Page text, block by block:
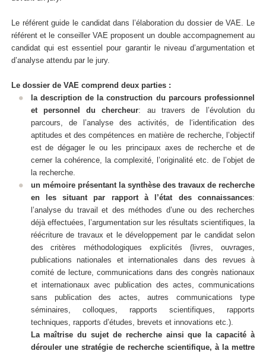
Le référent guide le candidat dans l’élaboration du dossier de VAE. Le
référent et le conseiller VAE proposent un double accompagnement au
candidat qui est essentiel pour garantir le niveau d’argumentation et
d’analyse attendu par le jury.
Le dossier de VAE comprend deux parties :
la description de la construction du parcours professionnel
et personnel du chercheur: au travers de l’évolution du
parcours, de l’analyse des activités, de l‘identification des
aptitudes et des compétences en matière de recherche, l’objectif
est de dégager le ou les principaux axes de recherche et de
cerner la cohérence, la complexité, l’originalité etc. de l’objet de
la recherche.
un mémoire présentant la synthèse des travaux de recherche
en les situant par rapport à l’état des connaissances:
l’analyse du travail et des méthodes d’une ou des recherches
déjà effectuées, l’argumentation sur les résultats scientifiques, la
réécriture de travaux et le développement par le candidat selon
des critères méthodologiques explicités (livres, ouvrages,
publications nationales et internationales dans des revues à
comité de lecture, communications dans des congrès nationaux
et internationaux avec publication des actes, communications
sans publication des actes, autres communications type
séminaires, colloques, rapports scientifiques, rapports
techniques, rapports d’études, brevets et innovations etc.).
La maîtrise du sujet de recherche ainsi que la capacité à
dérouler une stratégie de recherche scientifique, à la mettre